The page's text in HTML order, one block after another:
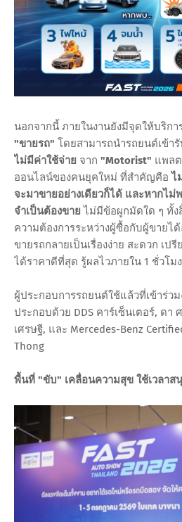
นอกจากนี้ ภายในงานยังมีจุดให้บริก
"ขายรถ" โดยสามารถนำรถยนต์เข้า
ไม่มีค่าใช้จ่าย จาก "Motorist" แพล
ออนไลน์ของคนยุคใหม่ ที่สำคัญคือไ
จะมาขายอย่างเดียวก็ได้ และหากไม่
จำเป็นต้องขาย ไม่มีข้อผูกมัดใด ๆ ทั้
ความต้องการระหว่างผู้ซื้อกับผู้ขายไ
ขายรถกลายเป็นเรื่องง่าย สะดวก เป
ได้ราคาดีที่สุด รู้ผลไวภายใน 1 ชั่วโมง
ผู้ประกอบการรถยนต์ใช้แล้วที่เข้าร่ว
ประกอบด้วย DDS คาร์เซ็นเตอร์, ดา
เศรษฐี, และ Mercedes-Benz
Thong
พื้นที่ "ขับ" เคลื่อนความสุข ใช้เวลาส